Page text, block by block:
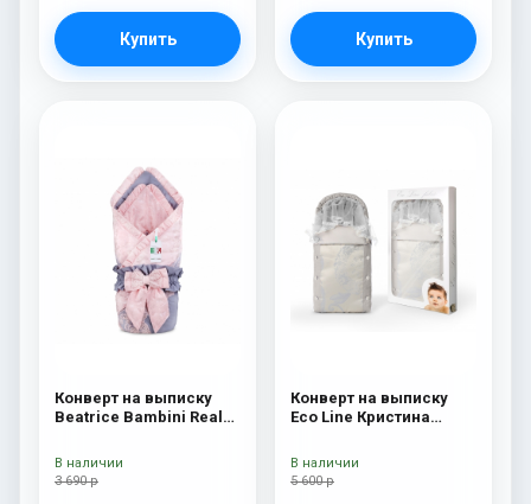
Купить Купить
Конверт на выписку
Beatrice Bambini Reale
3 690 р
В наличии
Конверт на выписку
Eco Line Кристина
5 600 р
В наличии